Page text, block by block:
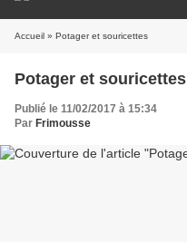
Accueil » Potager et souricettes
Potager et souricettes
Publié le 11/02/2017 à 15:34
Par Frimousse